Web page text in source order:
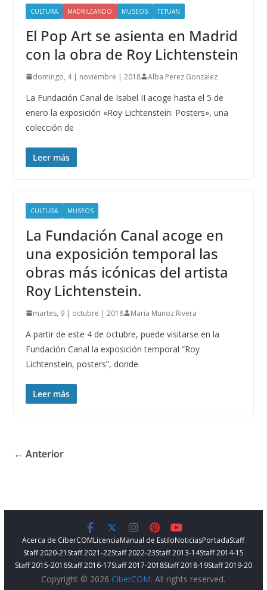
CULTURA MADRILEANDO MUSEOS TETUAN
El Pop Art se asienta en Madrid
con la obra de Roy Lichtenstein
domingo, 4 | noviembre | 2018 Alba Perez Gonzalez
La Fundación Canal de Isabel II acoge hasta el 5 de
enero la exposición «Roy Lichtenstein: Posters», una
colección de
Leer más
CULTURA MUSEOS
La Fundación Canal acoge en
una exposición temporal las
obras más icónicas del artista
Roy Lichtenstein.
martes, 9 | octubre | 2018 Maria Munoz Rivera
A partir de este 4 de octubre, puede visitarse en la
Fundación Canal la exposición temporal “Roy
Lichtenstein, posters”, donde
Leer más
← Anterior
Acerca de CiberCOMLicenciaManual de EstiloNoticiasPortadaStaff
Staff 2020-21 Staff 2021-22Staff 2022-23Staff 2013-14Staff 2014-15
Staff 2015-2016Staff 2016-17Staff 2017-2018Staff 2018-19Staff 2019-20
Copyright © 2026 CiberCOM. All rights reserved.